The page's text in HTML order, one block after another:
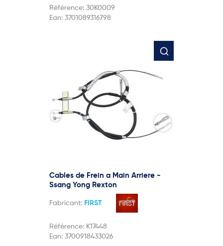
Référence: 30K0009
Ean: 3701089316798
Cables de Frein a Main Arriere -
Ssang Yong Rexton
Fabricant: FIRST
Référence: K17448
Ean: 3700918433026